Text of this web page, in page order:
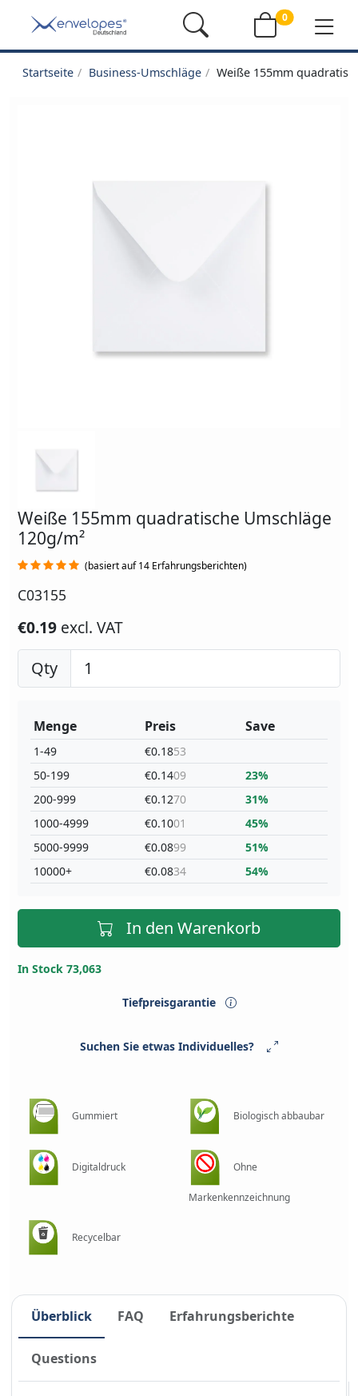
0
Startseite Business-Umschläge Weiße 155mm
Weiße 155mm quadratische Umschläge
120g/m²
(basiert auf 14 Erfahrungsberichten)
C03155
€0.19 excl. VAT
Qty
Menge
1-49
50-199
200-999
1000-4999
5000-9999
10000+
Preis
€0.1853
€0.1409
€0.1270
€0.1001
€0.0899
€0.0834
Save
23%
31%
45%
51%
54%
In den Warenkorb
In Stock 73,063
Tiefpreisgarantie
Suchen Sie etwas Individuelles?
Gummiert Biologisch abbaubar
Digitaldruck Ohne
Markenkennzeichnung
Recycelbar
Überblick FAQ Erfahrungsberichte
Questions